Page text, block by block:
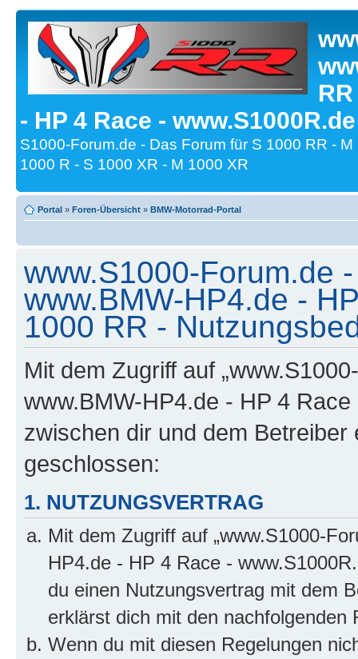
- HP 4 Race -
S1000-Forum.de - Das Forum für S 1000 RR -
1000 R - S 1000 XR - M 1000 XR
Portal » Foren-Übersicht » BMW-Motorrad-Portal
www.S1000-Forum.de
www.BMW-HP4.de -
1000 RR -
Mit dem Zugriff auf
www.BMW-HP4.de - HP 4
zwischen dir und dem
geschlossen:
1. NUTZUNGSVERTRAG
Mit dem Zugriff auf „www.S1000-
HP4.de - HP 4 Race -
du einen Nutzungsvertrag mit dem
erklärst dich mit den nachfolgenden
Wenn du mit diesen Regelungen